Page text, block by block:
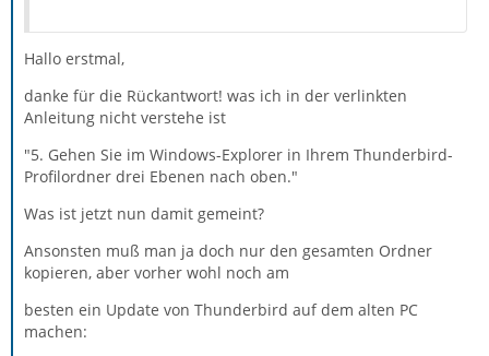
Hallo erstmal,
danke für die Rückantwort! was ich in der verlinkten
Anleitung nicht verstehe ist
"5. Gehen Sie im Windows-Explorer in Ihrem Thunderbird-
Profilordner drei Ebenen nach oben."
Was ist jetzt nun damit gemeint?
Ansonsten muß man ja doch nur den gesamten Ordner
kopieren, aber vorher wohl noch am
besten ein Update von Thunderbird auf dem alten PC
machen: